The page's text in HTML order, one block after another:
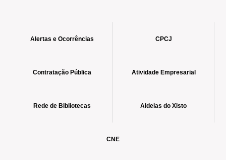
Alertas e Ocorrências CPCJ
Contratação Pública Atividade Empresarial
Rede de Bibliotecas Aldeias do Xisto
CNE